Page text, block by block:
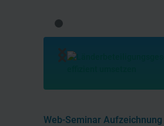
Web-Seminar Aufzeichnung